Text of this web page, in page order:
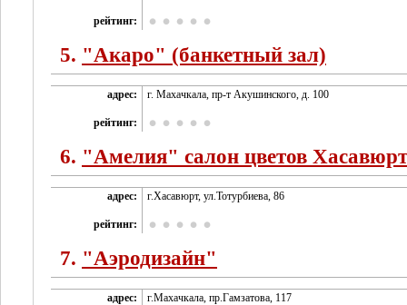
рейтинг:
5. "Акаро" (банкетный зал)
адрес: г. Махачкала, пр-т Акушинского, д. 100
рейтинг:
6. "Амелия" салон цветов Хасавюрт
адрес: г.Хасавюрт, ул.Тотурбиева, 86
рейтинг:
7. "Аэродизайн"
адрес: г.Махачкала, пр.Гамзатова, 117